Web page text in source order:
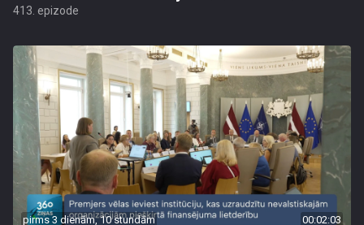
413. epizode
pirms 3 dienām, 10 stundām 00:02:03